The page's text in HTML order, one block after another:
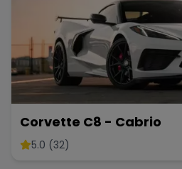
McLaren Ford
Tesla Chevrolet
Zeitraum wählen
Corvette C8 - Cabrio
5.0 (32)